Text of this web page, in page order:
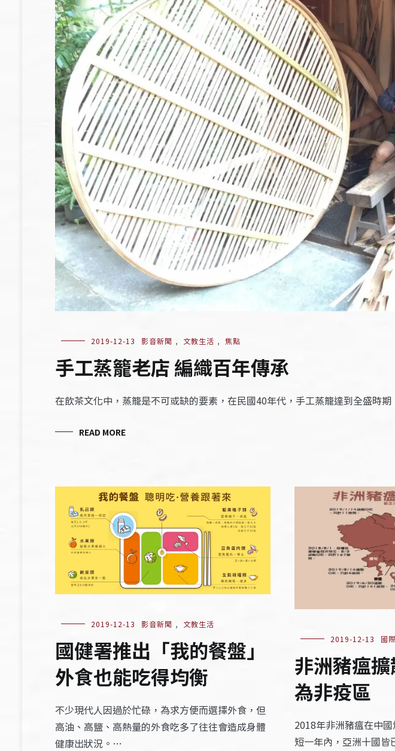
2019-12-13 影音新聞 , 文教生活 , 焦點
手工蒸籠老店 編織百年傳承
在飲茶文化中，蒸籠是不可或缺的要素，在民國40年代，手工蒸籠達到全盛時
READ MORE
2019-12-13 影音新聞 , 文教生活
國健署推出「我的餐盤」
外食也能吃得均衡
不少現代人因過於忙碌，為求方便而選擇外食，但
高油、高鹽、高熱量的外食吃多了往往會造成身體
健康出狀況。…
2019-12-13 國際
非洲豬瘟
為非疫區
2018年非洲豬瘟在中
短一年內，亞洲十國皆